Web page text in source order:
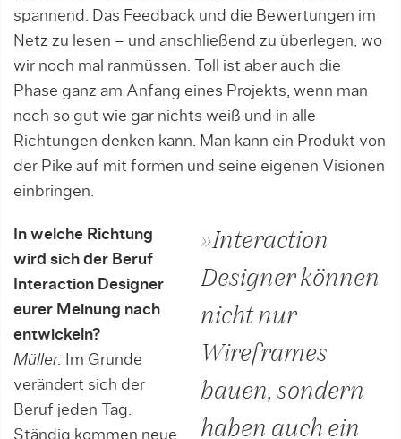
spannend. Das Feedback und die Bewertungen im
Netz zu lesen – und anschließend zu überlegen, wo
wir noch mal ranmüssen. Toll ist aber auch die
Phase ganz am Anfang ei­nes Projekts, wenn man
noch so gut wie gar nichts weiß und in alle
Richtungen den­ken kann. Man kann ein Produkt von
der Pike auf mit formen und seine eigenen Visionen
einbringen.
»Interaction
Designer können
nicht nur
Wireframes
bauen, sondern
haben auch ein
In welche Richtung
wird sich der Beruf
Interaction Designer
eurer Meinung nach
entwickeln?
Müller: Im Grunde
verändert sich der
Beruf jeden Tag.
Ständig kommen neue